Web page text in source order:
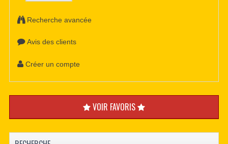
Recherche avancée
Avis des clients
Créer un compte
VOIR FAVORIS